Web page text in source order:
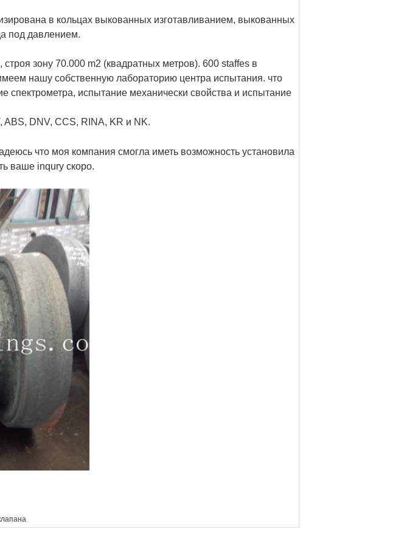
в кольцах выкованных изготавливанием, выкованных
под давлением.
зону 70.000 m2 (квадратных метров). 600 staffes в
нашу собственную лабораторию центра испытания. что
спектрометра, испытание механически свойства и испытание
ABS, DNV, CCS, RINA, KR и NK.
что моя компания смогла иметь возможность установила
ваше inqury скоро.